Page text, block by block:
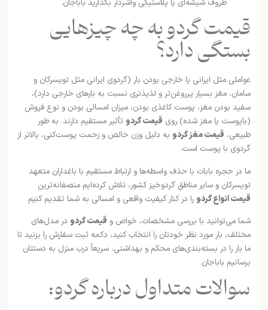
ظروف شیشه‌ای یا پلاستیکی واشردار بگذارید باباجان.
قیمت گردو به چه چیزهایی
بستگی دارد؟
عواملی مثل ایرانی یا خارجی بودن بار (گردوی ایرانی مثل تویسرکان و
سامان، مغز بسیار پرروغن‌تر و لذیذتری نسبت به بارهای خارجی دارد)،
سفید بودن مغز، پوست کاغذی بودن، میزان امسالی بودن و نوع فروش
(باپوست یا مغز شده) روی قیمت گردو تأثیر مستقیم دارند. به طور
طبیعی، قیمت مغز گردو به دلیل وزن خالص و زحمت پوست‌کنی، بالاتر از
گردوی با پوست است.
ما در حجره بابات با حذف واسطه‌ها و ارتباط مستقیم با باغداران متعهد
تویسرکان و سایر مناطق گردوخیز کشور، تلاش کرده‌ایم منصفانه‌ترین
قیمت انواع گردو را در کنار کیفیت واقعی و امسالی به شما تقدیم کنیم.
شما می‌توانید با بررسی مشخصات، خواص و قیمت گردو در مدل‌های
مختلف، بار مورد نظر خودتان را انتخاب کنید، دکمه ثبت سفارش را بزنید تا
ما بار را در بسته‌بندی‌های محکم و بهداشتی، سریعاً درب منزل به دستتان
برسانیم باباجان.
سوالات متداول درباره گردو: